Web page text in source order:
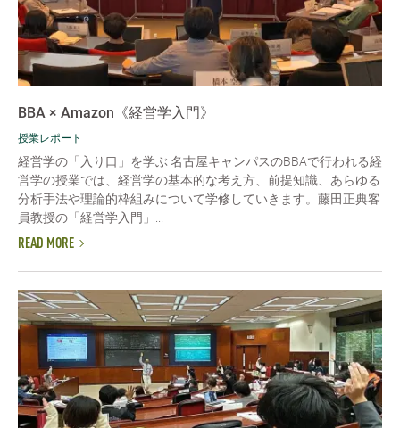
BBA × Amazon《経営学入門》
授業レポート
経営学の「入り口」を学ぶ 名古屋キャンパスのBBAで行われる経
営学の授業では、経営学の基本的な考え方、前提知識、あらゆる
分析手法や理論的枠組みについて学修していきます。藤田正典客
員教授の「経営学入門」...
READ MORE